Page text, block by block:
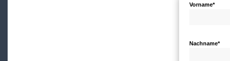
Vorname*
Nachname*